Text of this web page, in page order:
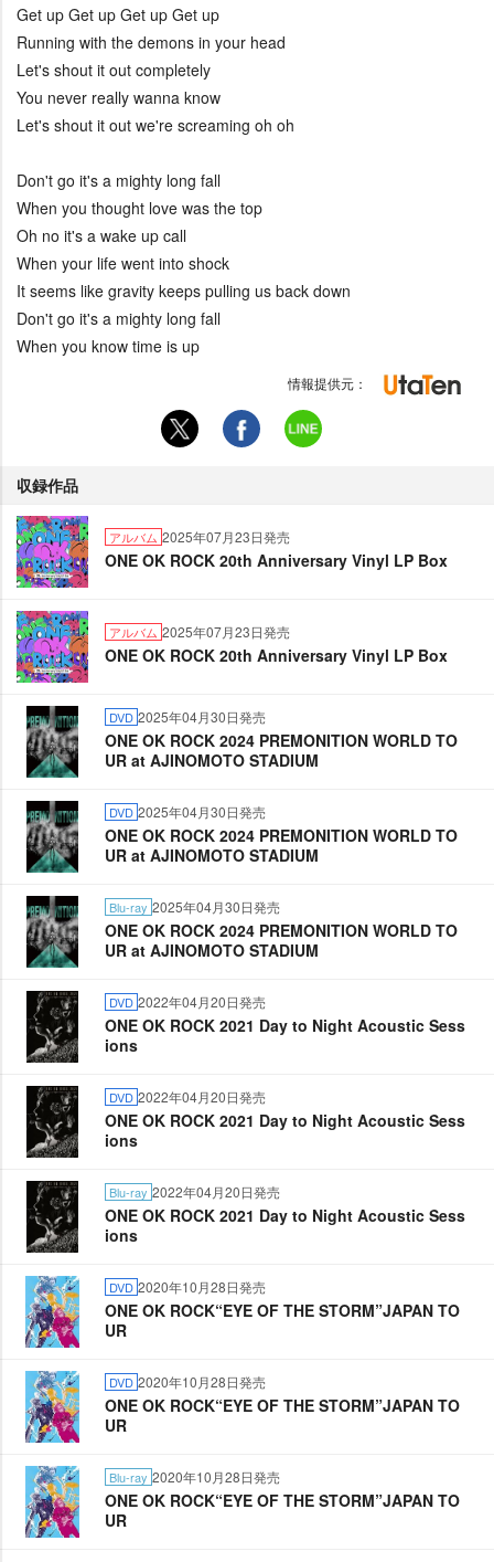
Get up Get up Get up Get up
Running with the demons in your head
Let's shout it out completely
You never really wanna know
Let's shout it out we're screaming oh oh
Don't go it's a mighty long fall
When you thought love was the top
Oh no it's a wake up call
When your life went into shock
It seems like gravity keeps pulling us back down
Don't go it's a mighty long fall
When you know time is up
情報提供元：
収録作品
アルバム 2025年07月23日発売
ONE OK ROCK 20th Anniversary Vinyl LP Box
アルバム 2025年07月23日発売
ONE OK ROCK 20th Anniversary Vinyl LP Box
DVD 2025年04月30日発売
ONE OK ROCK 2024 PREMONITION WORLD TO
UR at AJINOMOTO STADIUM
DVD 2025年04月30日発売
ONE OK ROCK 2024 PREMONITION WORLD TO
UR at AJINOMOTO STADIUM
Blu-ray 2025年04月30日発売
ONE OK ROCK 2024 PREMONITION WORLD TO
UR at AJINOMOTO STADIUM
DVD 2022年04月20日発売
ONE OK ROCK 2021 Day to Night Acoustic Sess
ions
DVD 2022年04月20日発売
ONE OK ROCK 2021 Day to Night Acoustic Sess
ions
Blu-ray 2022年04月20日発売
ONE OK ROCK 2021 Day to Night Acoustic Sess
ions
DVD 2020年10月28日発売
ONE OK ROCK“EYE OF THE STORM”JAPAN TO
UR
DVD 2020年10月28日発売
ONE OK ROCK“EYE OF THE STORM”JAPAN TO
UR
Blu-ray 2020年10月28日発売
ONE OK ROCK“EYE OF THE STORM”JAPAN TO
UR